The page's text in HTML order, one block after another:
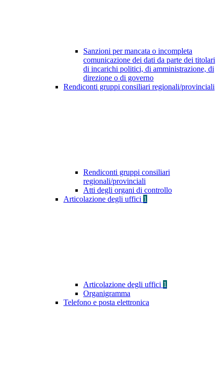
Sanzioni per mancata o incompleta
comunicazione dei dati da parte dei titolari
di incarichi politici, di amministrazione, di
direzione o di governo
Rendiconti gruppi consiliari regionali/provinciali
Rendiconti gruppi consiliari
regionali/provinciali
Atti degli organi di controllo
Articolazione degli uffici 1
Articolazione degli uffici 1
Organigramma
Telefono e posta elettronica